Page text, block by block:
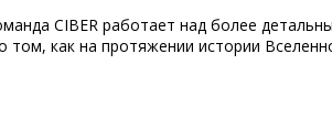
CIBER работает над более
том, как на протяжении истории